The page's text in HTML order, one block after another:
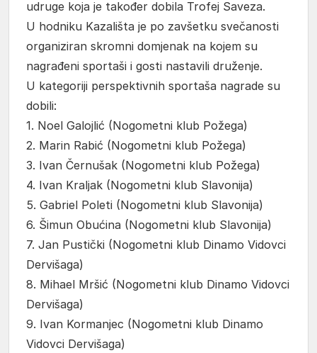
udruge koja je također dobila Trofej Saveza.
U hodniku Kazališta je po zavšetku svečanosti
organiziran skromni domjenak na kojem su
nagrađeni sportaši i gosti nastavili druženje.
U kategoriji perspektivnih sportaša nagrade su
dobili:
1. Noel Galojlić (Nogometni klub Požega)
2. Marin Rabić (Nogometni klub Požega)
3. Ivan Černušak (Nogometni klub Požega)
4. Ivan Kraljak (Nogometni klub Slavonija)
5. Gabriel Poleti (Nogometni klub Slavonija)
6. Šimun Obućina (Nogometni klub Slavonija)
7. Jan Pustički (Nogometni klub Dinamo Vidovci
Dervišaga)
8. Mihael Mršić (Nogometni klub Dinamo Vidovci
Dervišaga)
9. Ivan Kormanjec (Nogometni klub Dinamo
Vidovci Dervišaga)